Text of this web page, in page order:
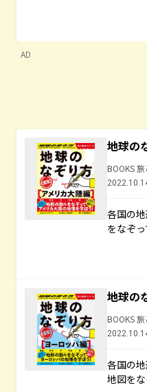
AD
地球の
BOOKS
各国の
をなぞ
地球の
BOOKS
各国の
地図を